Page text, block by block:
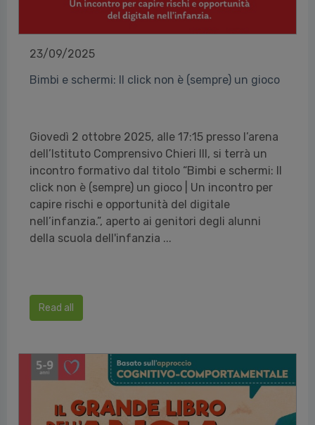
23/09/2025
Bimbi e schermi: Il click non è (sempre) un gioco
Giovedì 2 ottobre 2025, alle 17:15 presso l’arena
dell’Istituto Comprensivo Chieri III, si terrà un
incontro formativo dal titolo “Bimbi e schermi: Il
click non è (sempre) un gioco | Un incontro per
capire rischi e opportunità del digitale
nell’infanzia.”, aperto ai genitori degli alunni
della scuola dell'infanzia ...
Read all